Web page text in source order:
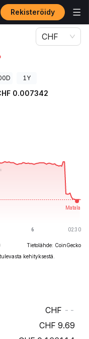
Rekisteröidy
CHF
1Y
0.007342
Tietolähde: CoinGecko
kehityksestä.
--
9.69